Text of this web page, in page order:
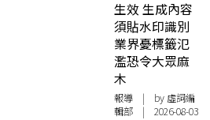
生效 生成內容
須貼水印識別
業界憂標籤氾
濫恐令大眾麻
木
報導 | by 虛詞編
輯部 | 2026-08-03